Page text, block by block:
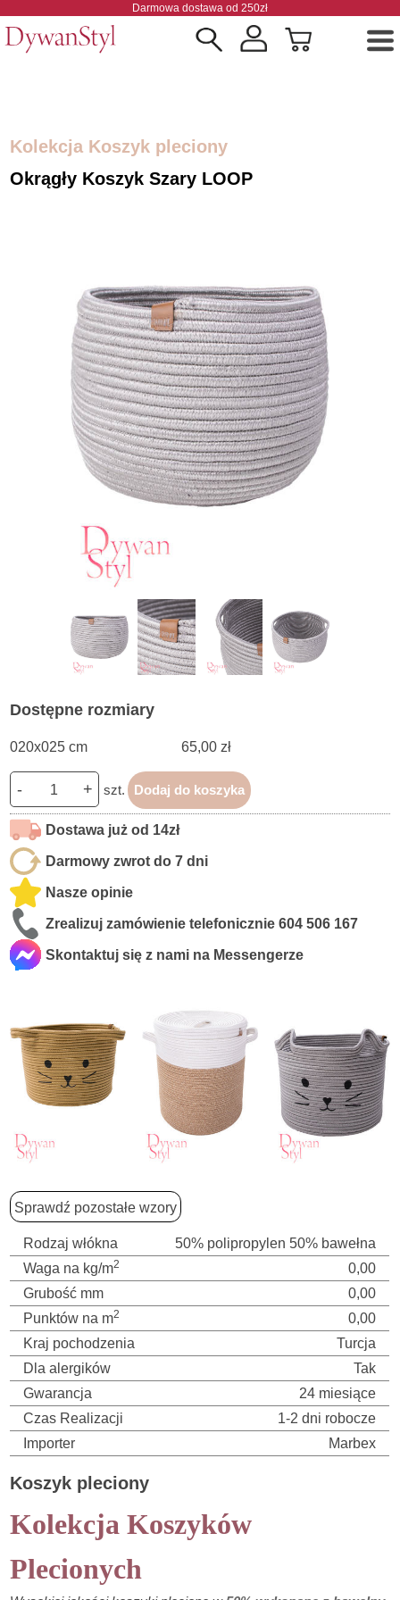
Darmowa dostawa od 250zł
Kolekcja Koszyk pleciony
Okrągły Koszyk Szary LOOP
Dostępne rozmiary
020x025 cm 65,00 zł
- + szt. Dodaj do koszyka
Dostawa już od 14zł
Darmowy zwrot do 7 dni
Nasze opinie
Zrealizuj zamówienie telefonicznie604 506 167
Skontaktuj się z nami na Messengerze
Sprawdź pozostałe wzory
Rodzaj włókna
50% polipropylen 50% bawełna
Waga na kg/m2
0,00
Grubość mm
0,00
Punktów na m2
0,00
Kraj pochodzenia
Turcja
Dla alergików
Tak
Gwarancja
24 miesiące
Czas Realizacji
1-2 dni robocze
Importer
Marbex
Koszyk pleciony
Kolekcja Koszyków
Plecionych